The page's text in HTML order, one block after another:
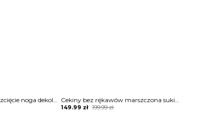
Mini przed kolano rozcięcie noga dekolt V koronka długi rękaw boho na plażę casual suknia sukienka Liselore Cekiny bez rękawów marszczona sukienka z siateczkową wstawką i falbankami Laronda
199.99zł
Original
149.99 zł
Current